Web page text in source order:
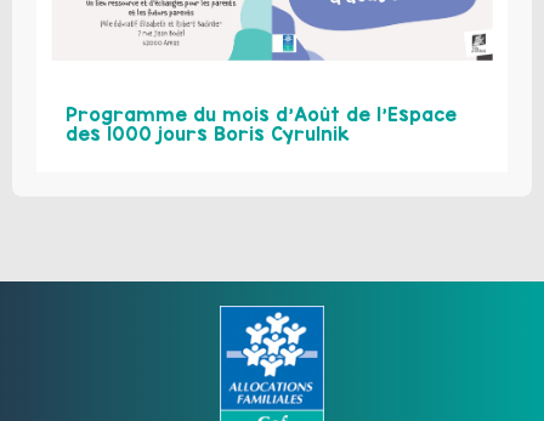
Programme du mois d’Août de l’Espace
des 1000 jours Boris Cyrulnik